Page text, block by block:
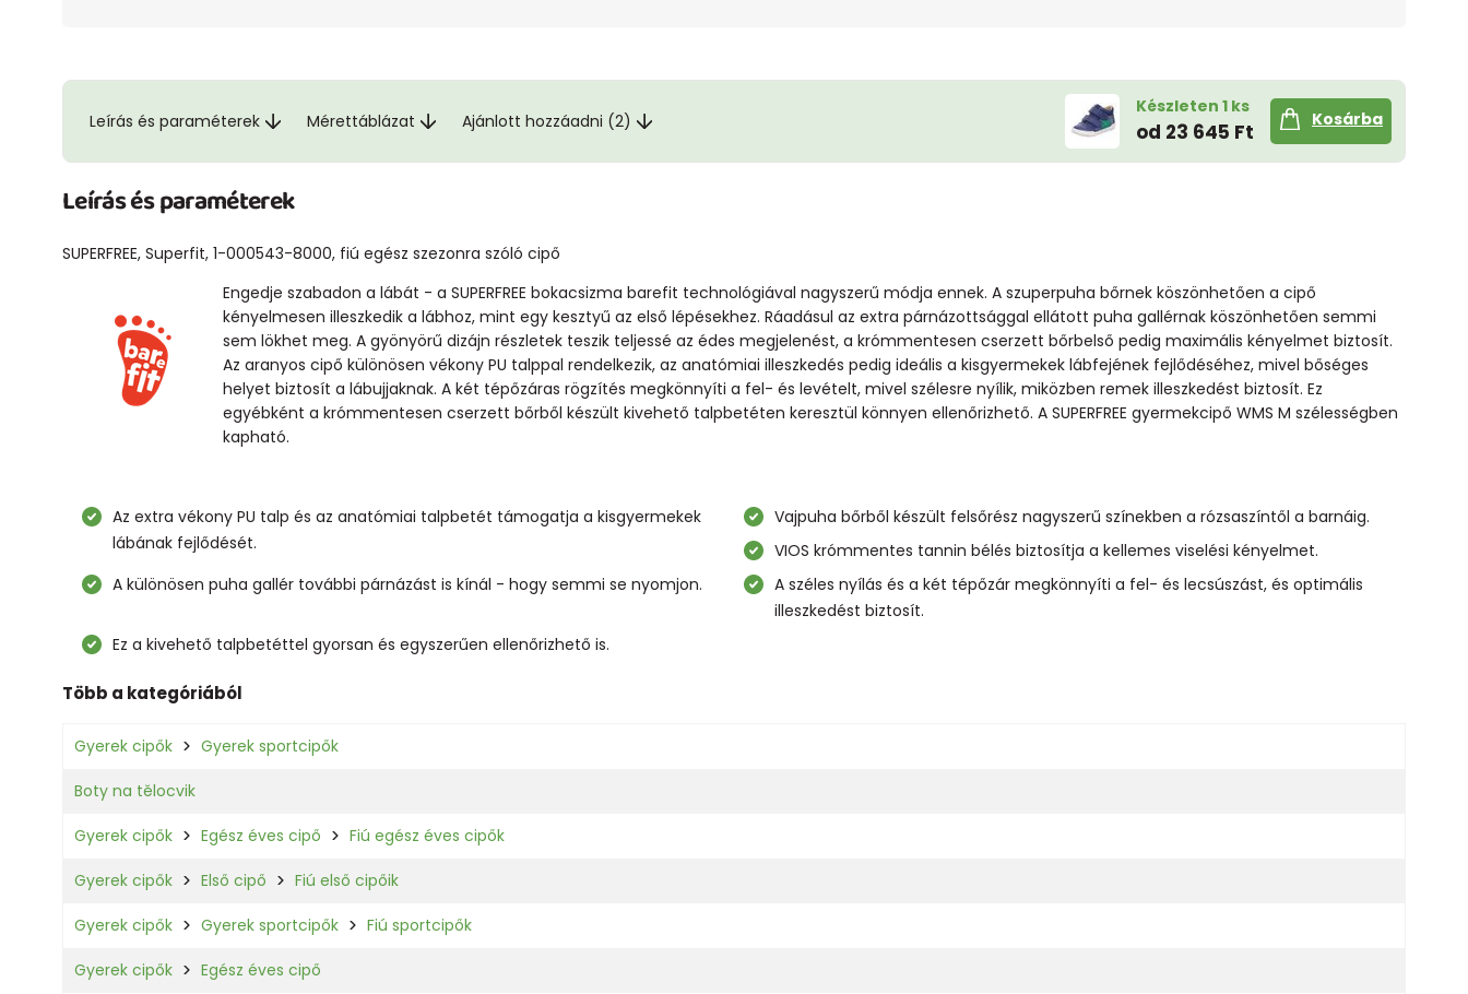
Leírás és paraméterek Mérettáblázat Ajánlott hozzáadni (2)
Készleten 1 ks
od 23 645 Ft
Kosárba
Leírás és paraméterek
SUPERFREE, Superfit, 1-000543-8000, fiú egész szezonra szóló cipő
Engedje szabadon a lábát - a SUPERFREE bokacsizma barefit technológiával nagyszerű módja ennek. A szuperpuha bőrnek köszönhetően a cipő
kényelmesen illeszkedik a lábhoz, mint egy kesztyű az első lépésekhez. Ráadásul az extra párnázottsággal ellátott puha gallérnak köszönhetően semmi
sem lökhet meg. A gyönyörű dizájn részletek teszik teljessé az édes megjelenést, a krómmentesen cserzett bőrbelső pedig maximális kényelmet biztosít.
Az aranyos cipő különösen vékony PU talppal rendelkezik, az anatómiai illeszkedés pedig ideális a kisgyermekek lábfejének fejlődéséhez, mivel bőséges
helyet biztosít a lábujjaknak. A két tépőzáras rögzítés megkönnyíti a fel- és levételt, mivel szélesre nyílik, miközben remek illeszkedést biztosít. Ez
egyébként a krómmentesen cserzett bőrből készült kivehető talpbetéten keresztül könnyen ellenőrizhető. A SUPERFREE gyermekcipő WMS M szélességben
kapható.
Az extra vékony PU talp és az anatómiai talpbetét támogatja a kisgyermekek
lábának fejlődését.
Vajpuha bőrből készült felsőrész nagyszerű színekben a rózsaszíntől a barnáig.
VIOS krómmentes tannin bélés biztosítja a kellemes viselési kényelmet.
A különösen puha gallér további párnázást is kínál - hogy semmi se nyomjon.
A széles nyílás és a két tépőzár megkönnyíti a fel- és lecsúszást, és optimális
illeszkedést biztosít.
Ez a kivehető talpbetéttel gyorsan és egyszerűen ellenőrizhető is.
Több a kategóriából
Gyerek cipők Gyerek sportcipők
Boty na tělocvik
Gyerek cipők Egész éves cipő Fiú egész éves cipők
Gyerek cipők Első cipő Fiú első cipőik
Gyerek cipők Gyerek sportcipők Fiú sportcipők
Gyerek cipők Egész éves cipő